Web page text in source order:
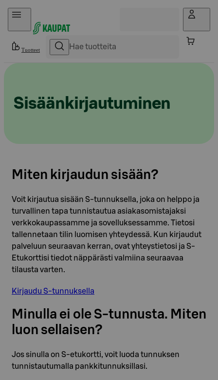
Hyppää sisältöön
Tuotteet
Sisäänkirjautuminen
Miten kirjaudun sisään?
Voit kirjautua sisään S-tunnuksella, joka on helppo ja
turvallinen tapa tunnistautua asiakasomistajaksi
verkkokaupassamme ja sovelluksessamme. Tietosi
tallennetaan tilin luomisen yhteydessä. Kun kirjaudut
palveluun seuraavan kerran, ovat yhteystietosi ja S-
Etukorttisi tiedot näppärästi valmiina seuraavaa
tilausta varten.
Kirjaudu S-tunnuksella
Minulla ei ole S-tunnusta. Miten
luon sellaisen?
Jos sinulla on S-etukortti, voit luoda tunnuksen
tunnistautumalla pankkitunnuksillasi.